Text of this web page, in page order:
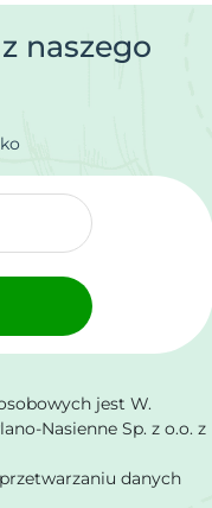
naszego
jest W.
Nasienne Sp. z o.o. z
danych